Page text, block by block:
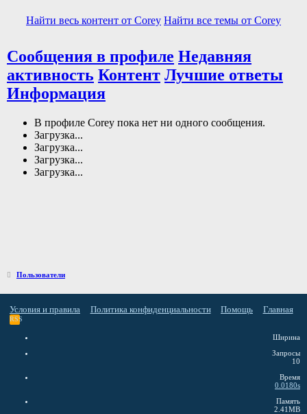
Найти весь контент от Corey Найти все темы от Corey
Сообщения в профиле Недавняя
активность Контент Лучшие ответы
Информация
В профиле Corey пока нет ни одного сообщения.
Загрузка...
Загрузка...
Загрузка...
Загрузка...
Пользователи
Условия и правила Политика конфиденциальности Помощь Главная
RSS
Ширина
Запросы
10
Время
0.0180s
Память
2.41MB